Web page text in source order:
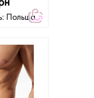
Польша